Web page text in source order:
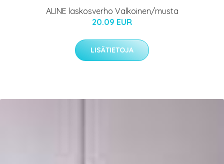
ALINE laskosverho Valkoinen/musta
20.09 EUR
LISÄTIETOJA